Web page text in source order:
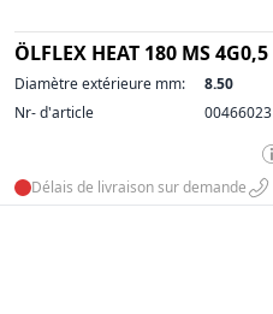
ÖLFLEX HEAT 180 MS 4G0,5
Diamètre extérieure mm:
8.50
Nr- d'article
00466023
Délais de livraison sur demande